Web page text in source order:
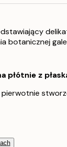
botanicznej
płótnie z
pierwotnie